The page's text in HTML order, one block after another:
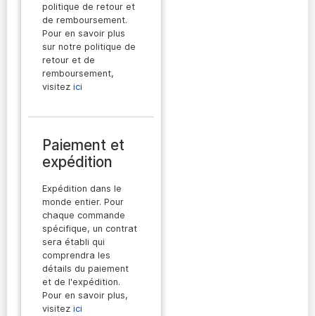
politique de retour et
de remboursement.
Pour en savoir plus
sur notre politique de
retour et de
remboursement,
visitez ici
Paiement et
expédition
Expédition dans le
monde entier. Pour
chaque commande
spécifique, un contrat
sera établi qui
comprendra les
détails du paiement
et de l'expédition.
Pour en savoir plus,
visitez ici